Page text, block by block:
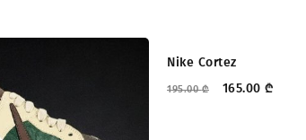
ᲤᲐᲡᲓᲐᲙᲚᲔᲑᲐ
Nike Cortez
195.00₾ 165.00 ₾